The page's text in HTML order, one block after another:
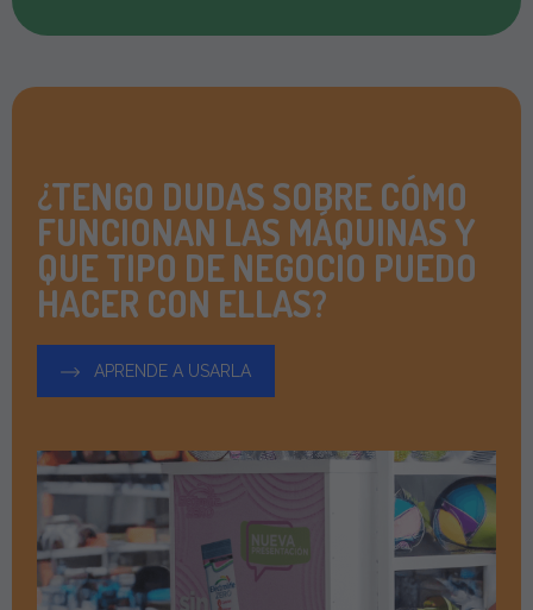
¿TENGO DUDAS SOBRE CÓMO
FUNCIONAN LAS MÁQUINAS Y
QUE TIPO DE NEGOCIO PUEDO
HACER CON ELLAS?
APRENDE A USARLA